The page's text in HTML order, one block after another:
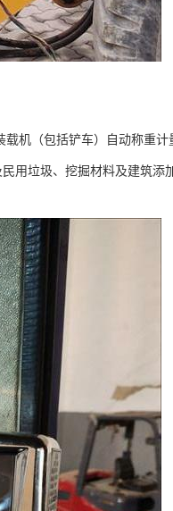
机（包括铲车）自动称重
用垃圾、挖掘材料及建筑添